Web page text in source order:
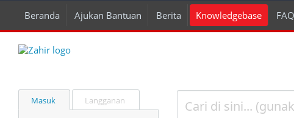
Beranda Ajukan Bantuan Berita Knowledgebase
Masuk Langganan